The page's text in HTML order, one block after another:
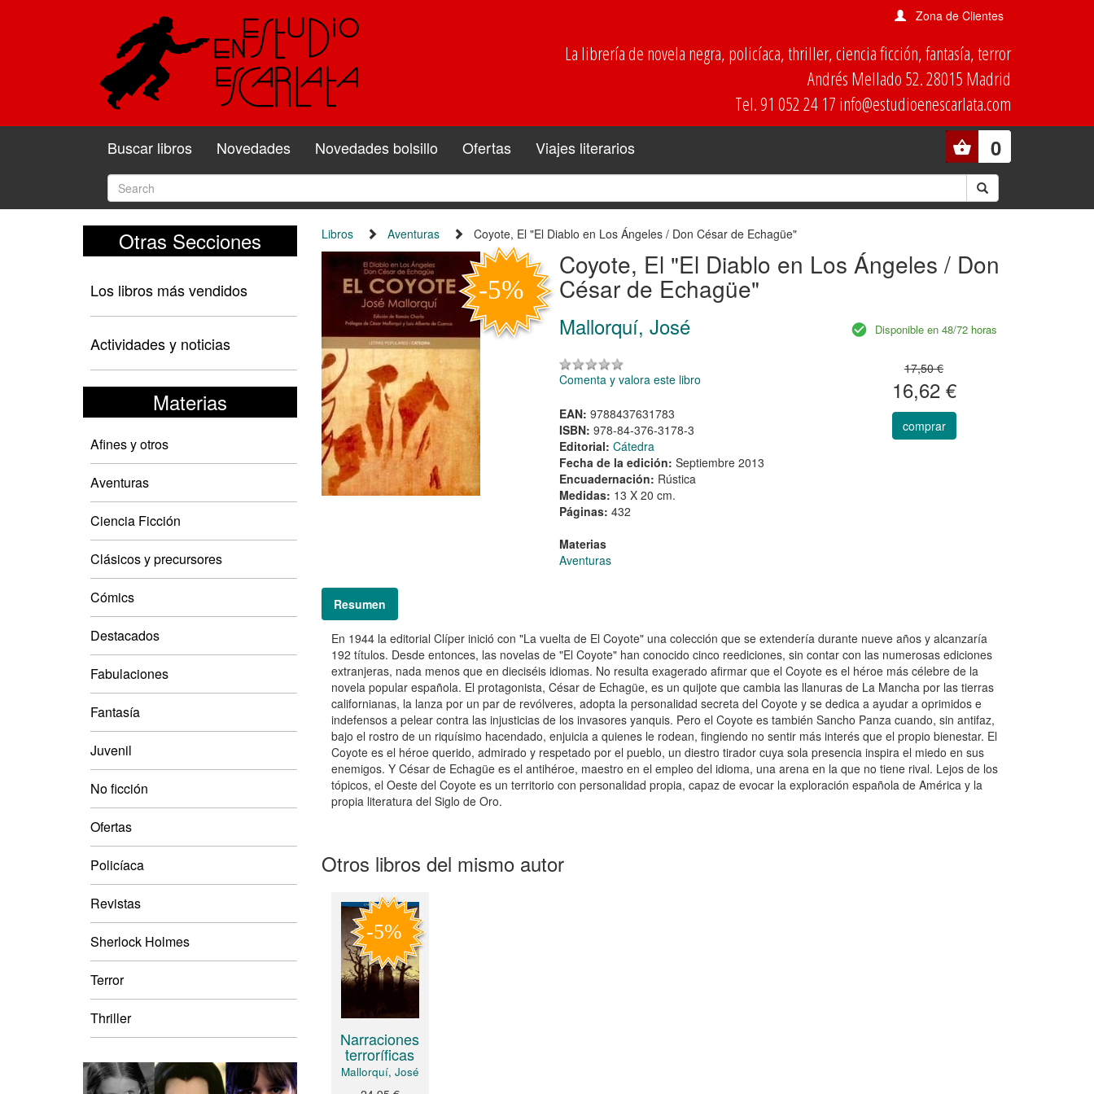
Zona de Clientes
La librería de novela negra, policíaca, thriller, ciencia ficción, fantasía, terror
Andrés Mellado 52. 28015 Madrid
Tel. 91 052 24 17 info@estudioenescarlata.com
0
Buscar libros Novedades Novedades bolsillo Ofertas Viajes literarios
Otras Secciones
Los libros más vendidos
Actividades y noticias
Materias
Afines y otros
Aventuras
Ciencia Ficción
Clásicos y precursores
Cómics
Destacados
Fabulaciones
Fantasía
Juvenil
No ficción
Ofertas
Policíaca
Revistas
Sherlock Holmes
Terror
Thriller
Libros Aventuras Coyote, El "El Diablo en Los Ángeles / Don César de Echagüe"
Coyote, El "El Diablo en Los Ángeles / Don
César de Echagüe"
Mallorquí, José
Comenta y valora este libro
EAN: 9788437631783
ISBN: 978-84-376-3178-3
Editorial: Cátedra
Fecha de la edición: Septiembre 2013
Encuadernación: Rústica
Medidas: 13 X 20 cm.
Páginas: 432
Materias
Aventuras
Disponible en 48/72 horas
17,50 €
16,62 €
comprar
Resumen
En 1944 la editorial Clíper inició con "La vuelta de El Coyote" una colección que se extendería durante nueve años y alcanzaría
192 títulos. Desde entonces, las novelas de "El Coyote" han conocido cinco reediciones, sin contar con las numerosas ediciones
extranjeras, nada menos que en dieciséis idiomas. No resulta exagerado afirmar que el Coyote es el héroe más célebre de la
novela popular española. El protagonista, César de Echagüe, es un quijote que cambia las llanuras de La Mancha por las tierras
californianas, la lanza por un par de revólveres, adopta la personalidad secreta del Coyote y se dedica a ayudar a oprimidos e
indefensos a pelear contra las injusticias de los invasores yanquis. Pero el Coyote es también Sancho Panza cuando, sin antifaz,
bajo el rostro de un riquísimo hacendado, enjuicia a quienes le rodean, fingiendo no sentir más interés que el propio bienestar. El
Coyote es el héroe querido, admirado y respetado por el pueblo, un diestro tirador cuya sola presencia inspira el miedo en sus
enemigos. Y César de Echagüe es el antihéroe, maestro en el empleo del idioma, una arena en la que no tiene rival. Lejos de los
tópicos, el Oeste del Coyote es un territorio con personalidad propia, capaz de evocar la exploración española de América y la
propia literatura del Siglo de Oro.
Otros libros del mismo autor
Narraciones
terroríficas
Mallorquí, José